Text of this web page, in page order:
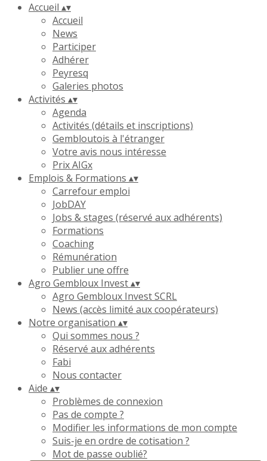
Accueil ▴▾
Accueil
News
Participer
Adhérer
Peyresq
Galeries photos
Activités ▴▾
Agenda
Activités (détails et inscriptions)
Gembloutois à l'étranger
Votre avis nous intéresse
Prix AIGx
Emplois & Formations ▴▾
Carrefour emploi
JobDAY
Jobs & stages (réservé aux adhérents)
Formations
Coaching
Rémunération
Publier une offre
Agro Gembloux Invest▴▾
Agro Gembloux Invest SCRL
News (accès limité aux coopérateurs)
Notre organisation ▴▾
Qui sommes nous ?
Réservé aux adhérents
Fabi
Nous contacter
Aide ▴▾
Problèmes de connexion
Pas de compte ?
Modifier les informations de mon compte
Suis-je en ordre de cotisation ?
Mot de passe oublié?